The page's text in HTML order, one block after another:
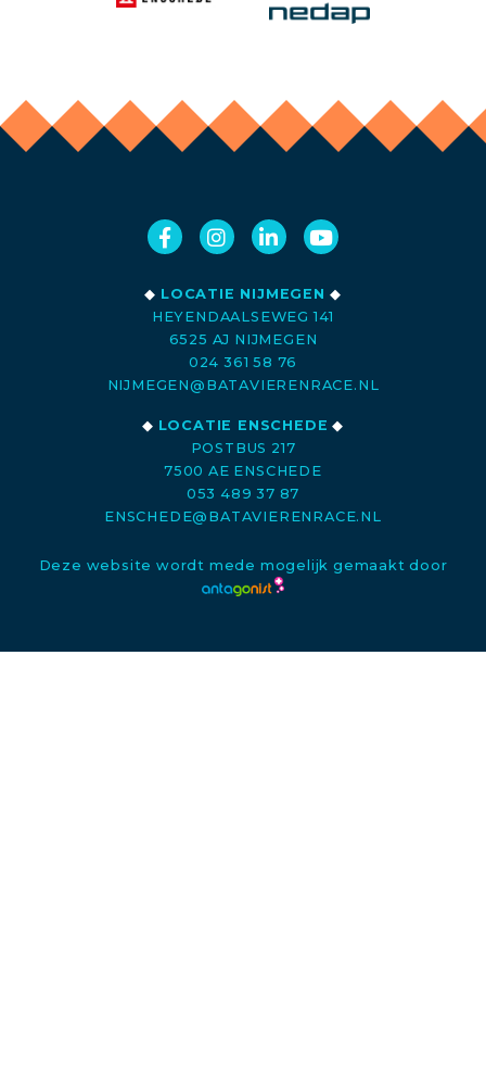
◆ LOCATIE NIJMEGEN ◆
HEYENDAALSEWEG 141
6525 AJ NIJMEGEN
024 361 58 76
NIJMEGEN@BATAVIERENRACE.NL
◆ LOCATIE ENSCHEDE ◆
POSTBUS 217
7500 AE ENSCHEDE
053 489 37 87
ENSCHEDE@BATAVIERENRACE.NL
Deze website wordt mede mogelijk gemaakt door